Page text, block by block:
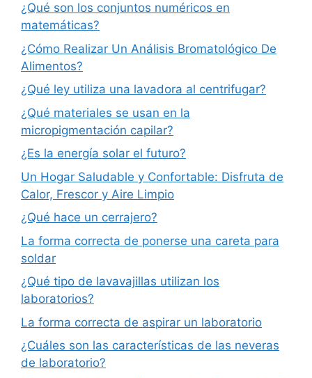
¿Qué son los conjuntos numéricos en
matemáticas?
¿Cómo Realizar Un Análisis Bromatológico De
Alimentos?
¿Qué ley utiliza una lavadora al centrifugar?
¿Qué materiales se usan en la
micropigmentación capilar?
¿Es la energía solar el futuro?
Un Hogar Saludable y Confortable: Disfruta de
Calor, Frescor y Aire Limpio
¿Qué hace un cerrajero?
La forma correcta de ponerse una careta para
soldar
¿Qué tipo de lavavajillas utilizan los
laboratorios?
La forma correcta de aspirar un laboratorio
¿Cuáles son las características de las neveras
de laboratorio?